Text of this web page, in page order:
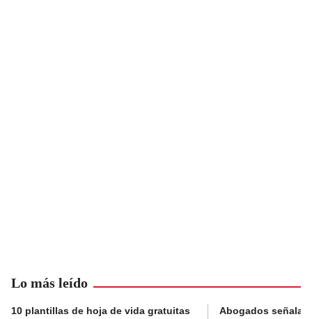
Lo más leído
10 plantillas de hoja de vida gratuitas
Abogados